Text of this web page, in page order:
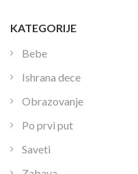
KATEGORIJE
Bebe
Ishrana dece
Obrazovanje
Po prvi put
Saveti